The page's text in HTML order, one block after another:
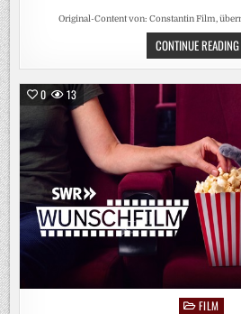
Original-Content von: Constantin Film,
CONTINUE READING
0 13
Posted
FILM